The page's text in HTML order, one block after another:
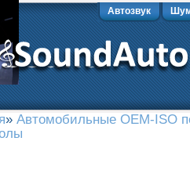
Автозвук
» Автомобильные OEM-ISO